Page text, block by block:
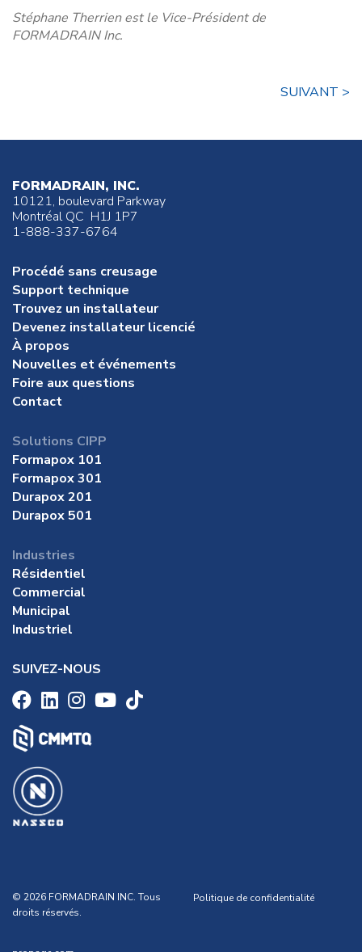
Stéphane Therrien est le Vice-Président de
FORMADRAIN Inc.
SUIVANT >
FORMADRAIN, INC.
10121, boulevard Parkway
Montréal QC H1J 1P7
1-888-337-6764
Procédé sans creusage
Support technique
Trouvez un installateur
Devenez installateur licencié
À propos
Nouvelles et événements
Foire aux questions
Contact
Solutions CIPP
Formapox 101
Formapox 301
Durapox 201
Durapox 501
Industries
Résidentiel
Commercial
Municipal
Industriel
SUIVEZ-NOUS
© 2026 FORMADRAIN INC. Tous
droits réservés.
Politique de confidentialité